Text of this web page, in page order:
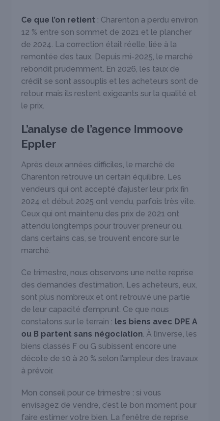
Ce que l’on retient : Charenton a perdu environ
12 % entre son sommet de 2021 et le plancher
de 2024. La correction était réelle, liée à la
remontée des taux. Depuis mi-2025, le marché
rebondit prudemment. En 2026, les taux de
crédit se sont assouplis et les acheteurs sont de
retour, mais ils restent exigeants sur la qualité et
le prix.
L’analyse de l’agence Immoove
Eppler
Après deux années difficiles, le marché de
Charenton retrouve un certain équilibre. Les
vendeurs qui ont accepté d’ajuster leur prix fin
2024 et début 2025 ont vendu, parfois très vite.
Ceux qui ont maintenu des prix de 2021 ont
attendu longtemps pour trouver preneur ou,
dans certains cas, se trouvent encore sur le
marché.
Ce trimestre, nous observons une nette reprise
des demandes d’estimation. Les acheteurs, eux,
sont plus nombreux et ont retrouvé une partie
de leur capacité d’emprunt. Ce que nous
constatons sur le terrain : les biens avec DPE A
ou B partent sans négociation . À l’inverse, les
biens classés F ou G subissent encore une
décote de 10 à 20 % selon l’ampleur des travaux
à prévoir.
Mon conseil pour ce trimestre : si vous
envisagez de vendre, c’est le bon moment pour
faire estimer votre bien. La fenêtre de reprise